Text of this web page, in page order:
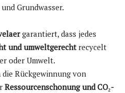
Grundwasser.
garantiert, dass jedes
und umweltgerechtrecycelt
oder Umwelt.
Rückgewinnung von
Ressourcenschonung und CO₂-